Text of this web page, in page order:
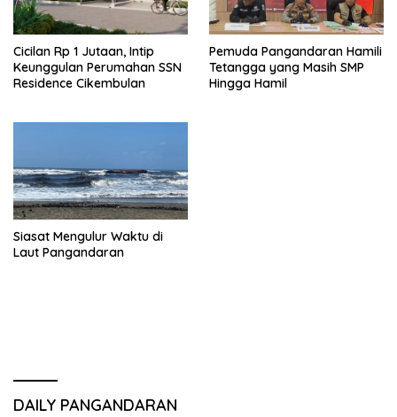
Cicilan Rp 1 Jutaan, Intip
Keunggulan Perumahan SSN
Residence Cikembulan
Pemuda Pangandaran Hamili
Tetangga yang Masih SMP
Hingga Hamil
Siasat Mengulur Waktu di
Laut Pangandaran
DAILY PANGANDARAN